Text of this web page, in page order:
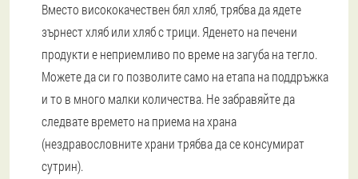
Вместо висококачествен бял хляб, трябва да ядете
зърнест хляб или хляб с трици. Яденето на печени
продукти е неприемливо по време на загуба на тегло.
Можете да си го позволите само на етапа на поддръжка
и то в много малки количества. Не забравяйте да
следвате времето на приема на храна
(нездравословните храни трябва да се консумират
сутрин).